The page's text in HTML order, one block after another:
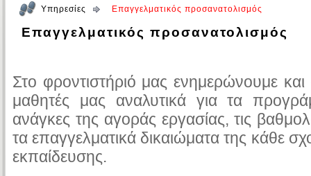
Υπηρεσίες Επαγγελματικός προσανατολισμός
Επαγγελματικός προσανατολισμός
Στο φροντιστήριό μας ενημερώνουμε
μαθητές μας αναλυτικά για τα
ανάγκες της αγοράς εργασίας, τις
τα επαγγελματικά δικαιώματα της κάθε
εκπαίδευσης.